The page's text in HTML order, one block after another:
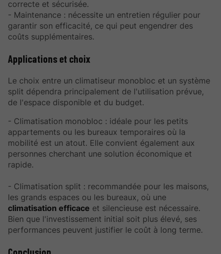
correcte et sécurisée.
- Maintenance : nécessite un entretien régulier pour
garantir son efficacité, ce qui peut engendrer des
coûts supplémentaires.
Applications et choix
Le choix entre un climatiseur monobloc et un système
split dépendra principalement de l'utilisation prévue,
de l'espace disponible et du budget.
- Climatisation monobloc : idéale pour les petits
appartements ou les bureaux temporaires où la
mobilité est un atout. Elle convient également aux
personnes cherchant une solution économique et
rapide.
- Climatisation split : recommandée pour les maisons,
les grands espaces ou les bureaux, où une
climatisation efficace et silencieuse est nécessaire.
Bien que l'investissement initial soit plus élevé, ses
performances peuvent justifier le coût à long terme.